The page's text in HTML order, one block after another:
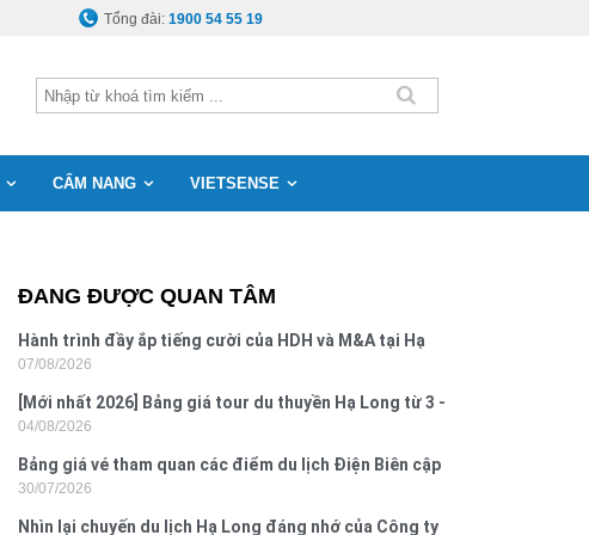
Tổng đài:1900 54 55 19
CẨM NANG VIETSENSE
ĐANG ĐƯỢC QUAN TÂM
Hành trình đầy ắp tiếng cười của HDH và M&A tại Hạ
Long
07/08/2026
[Mới nhất 2026] Bảng giá tour du thuyền Hạ Long từ 3 -
6 sao
04/08/2026
Bảng giá vé tham quan các điểm du lịch Điện Biên cập
nhật 2026
30/07/2026
Nhìn lại chuyến du lịch Hạ Long đáng nhớ của Công ty